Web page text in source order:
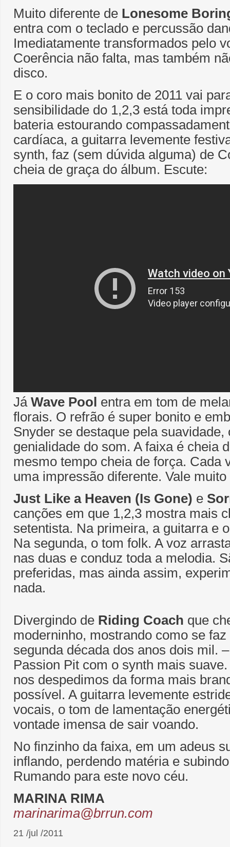
Muito diferente de Lonesome
entra com o teclado e percussão
Imediatamente transformados pelo
Coerência não falta, mas também
disco.
E o coro mais bonito de 2011 vai
sensibilidade do 1,2,3 está toda
bateria estourando
cardíaca, a guitarra levemente
synth, faz (sem dúvida alguma) de
cheia de graça do álbum. Escute:
Já Wave Pool entra em tom de
florais. O refrão é super bonito e
Snyder se destaque pela
genialidade do som. A faixa é cheia
mesmo tempo cheia de força. Cada
uma impressão diferente. Vale muito
Just Like a Heaven (Is Gone) e
canções em que 1,2,3 mostra mais
setentista. Na primeira, a guitarra e
Na segunda, o tom folk. A voz
nas duas e conduz toda a melodia.
preferidas, mas ainda assim,
nada.
Divergindo de Riding Coach que
moderninho, mostrando como se
segunda década dos anos dois mil.
Passion Pit com o synth mais
nos despedimos da forma mais
possível. A guitarra levemente
vocais, o tom de lamentação
vontade imensa de sair voando.
No finzinho da faixa, em um adeus
inflando, perdendo matéria e
Rumando para este novo céu.
MARINA RIMA
marinarima@brrun.com
21 /jul /2011